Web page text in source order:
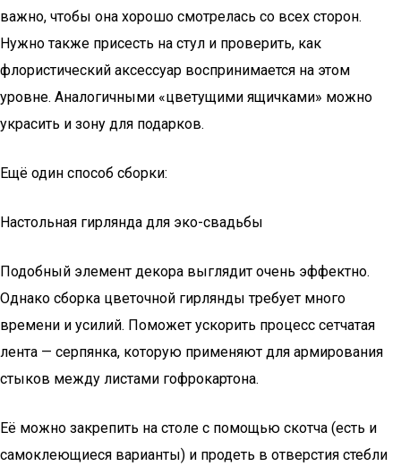
важно, чтобы она хорошо смотрелась со всех сторон.
Нужно также присесть на стул и проверить, как
флористический аксессуар воспринимается на этом
уровне. Аналогичными «цветущими ящичками» можно
украсить и зону для подарков.
Ещё один способ сборки:
Настольная гирлянда для эко-свадьбы
Подобный элемент декора выглядит очень эффектно.
Однако сборка цветочной гирлянды требует много
времени и усилий. Поможет ускорить процесс сетчатая
лента — серпянка, которую применяют для армирования
стыков между листами гофрокартона.
Её можно закрепить на столе с помощью скотча (есть и
самоклеющиеся варианты) и продеть в отверстия стебли